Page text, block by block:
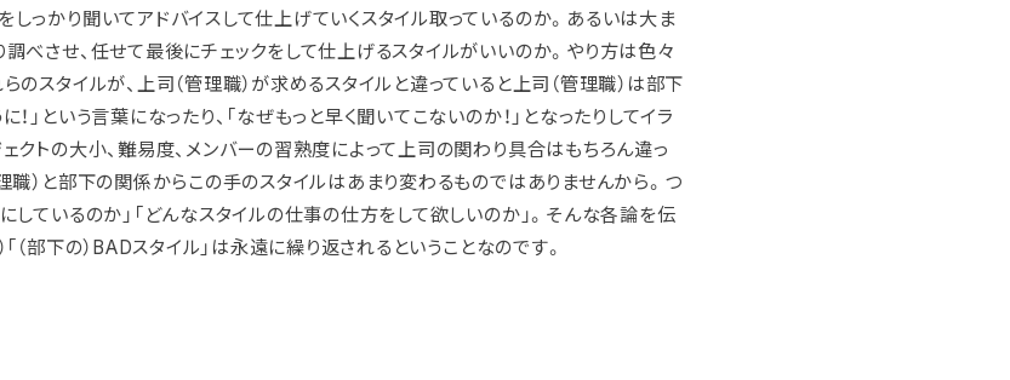
っかり聞いてアドバイスして仕上げていくスタイル取っているのか。あるいは大ま
べさせ、任せて最後にチェックをして仕上げるスタイルがいいのか。やり方は色々
のスタイルが、上司（管理職）が求めるスタイルと違っていると上司（管理職）は部下
」という言葉になったり、「なぜもっと早く聞いてこないのか！」となったりしてイラ
クトの大小、難易度、メンバーの習熟度によって上司の関わり具合はもちろん違っ
職）と部下の関係からこの手のスタイルはあまり変わるものではありませんから。つ
しているのか」「どんなスタイルの仕事の仕方をして欲しいのか」。そんな各論を伝
（部下の）BADスタイル」は永遠に繰り返されるということなのです。